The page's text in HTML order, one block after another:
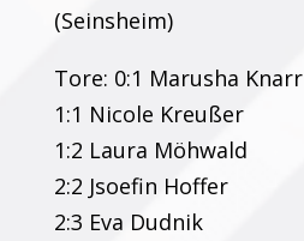
(Seinsheim)
Tore: 0:1 Marusha Knarr
1:1 Nicole Kreußer
1:2 Laura Möhwald
2:2 Jsoefin Hoffer
2:3 Eva Dudnik